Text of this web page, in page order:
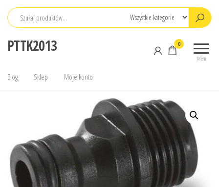
Przejdź
PTTK2013
Menu
0
Blog Sklep Moje konto